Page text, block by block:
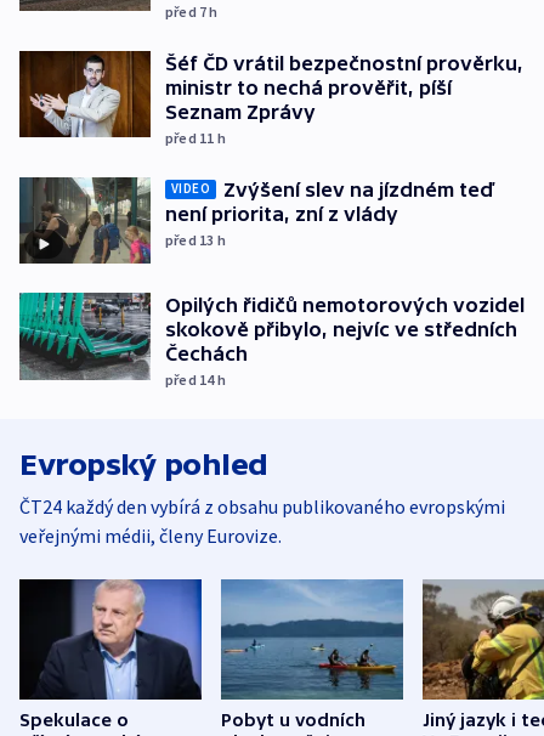
před 7h
Šéf ČD vrátil bezpečnostní prověrku,
ministr to nechá prověřit, píší
Seznam Zprávy
před 11 h
VIDEO
Zvýšení slev na jízdném teď
není priorita, zní z vlády
před 13 h
Opilých řidičů nemotorových vozidel
skokově přibylo, nejvíc ve středních
Čechách
před 14h
Evropský pohled
ČT24 každý den vybírá z obsahu publikovaného evropskými
veřejnými médii, členy Eurovize.
Spekulace o
Pobyt u vodních
Jiný jazyk i